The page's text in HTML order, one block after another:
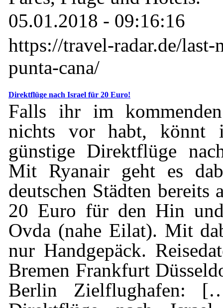
05.01.2018 - 09:16:16
https://travel-radar.de/last-
punta-cana/
Direktflüge nach Israel für 20 Euro!
Falls ihr im
nichts vor habt, könnt
günstige Direktflüge
Mit Ryanair geht es
deutschen Städten bereits
20 Euro für den Hin
Ovda (nahe Eilat). Mit
nur Handgepäck.
Bremen Frankfurt
Berlin Zielflughafen: